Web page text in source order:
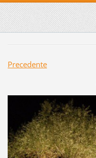
Precedente